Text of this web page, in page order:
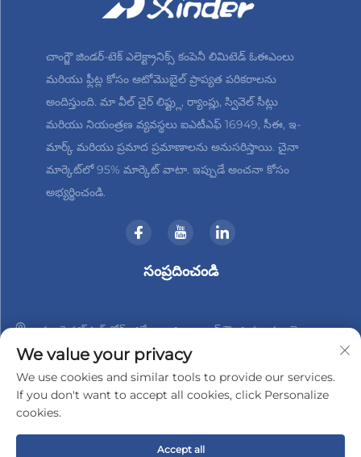
చాంగ్జౌ జిండర్-టెక్ ఎలెక్ట్రానిక్స్ కంపెనీ లిమిటెడ్ ఓఈఎంలు
మరియు ఫ్లీట్ల కోసం ఆటోమొబైల్ ప్రాప్యత పరికరాలను
అందిస్తుంది. మా వీల్ చైర్ లిఫ్ట్లు, ర్యాంప్లు, స్వివెల్ సీట్లు
మరియు నియంత్రణ వ్యవస్థలు ఐఎటీఎఫ్ 16949, సీఈ, ఇ-
మార్క్ మరియు ప్రమాద ప్రమాణాలను అనుసరిస్తాయి. చైనా
మార్కెట్‌లో 95% మార్కెట్ వాటా. ఇప్పుడే అంచనా కోసం
అభ్యర్థించండి.
సంప్రదించండి
నం. 3 హాన్‌షాన్ రోడ్, జిన్బేయి జిల్లా, చాంగ్‌జౌ, జియాంగ్సు, చైనా
+86-18961288218
[email protected]
© 2025 చాంగ్‌జౌ జిండర్-టెక్ ఎలక్ట్రానిక్స్ కో., లిమిటెడ్ హక్కులు
We value your privacy
We use cookies and similar tools to provide our services.
If you don't want to accept all cookies, click Personalize
cookies.
Accept all